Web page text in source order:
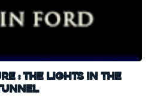
: The Lights in the